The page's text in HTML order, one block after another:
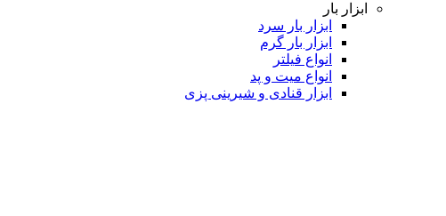
ابزار بار
ابزار بار سرد
ابزار بار گرم
انواع فیلتر
انواع میت و پد
ابزار قنادی و شیرینی پزی